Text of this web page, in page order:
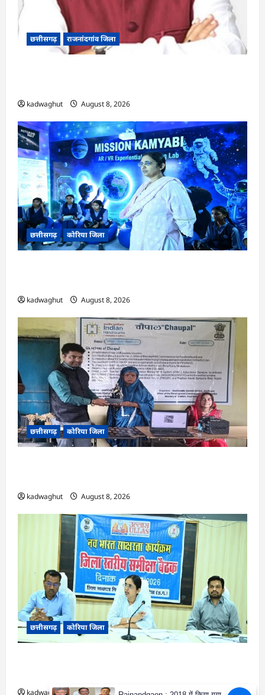
छत्तीसगढ़ राजनांदगांव जिला
kadwaghut August 8, 2026
छत्तीसगढ़ कोरिया जिला
kadwaghut August 8, 2026
छत्तीसगढ़ कोरिया जिला
kadwaghut August 8, 2026
छत्तीसगढ़ कोरिया जिला
kadwaghut August 8, 2026